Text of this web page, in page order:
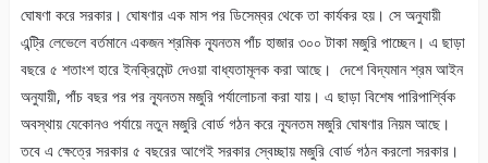
ঘোষণা করে সরকার। ঘোষণার এক মাস পর ডিসেম্বর থেকে তা কার্যকর হয়। সে অনুযায়ী
এন্ট্রি লেভেলে বর্তমানে একজন শ্রমিক ন্যূনতম পাঁচ হাজার ৩০০ টাকা মজুরি পাচ্ছেন। এ ছাড়া
বছরে ৫ শতাংশ হারে ইনক্রিমেন্ট দেওয়া বাধ্যতামূলক করা আছে। দেশে বিদ্যমান শ্রম আইন
অনুযায়ী, পাঁচ বছর পর পর ন্যূনতম মজুরি পর্যালোচনা করা যায়। এ ছাড়া বিশেষ পারিপার্শ্বিক
অবস্থায় যেকোনও পর্যায়ে নতুন মজুরি বোর্ড গঠন করে ন্যূনতম মজুরি ঘোষণার নিয়ম আছে।
তবে এ ক্ষেত্রে সরকার ৫ বছরের আগেই সরকার স্বেচ্ছায় মজুরি বোর্ড গঠন করলো সরকার।